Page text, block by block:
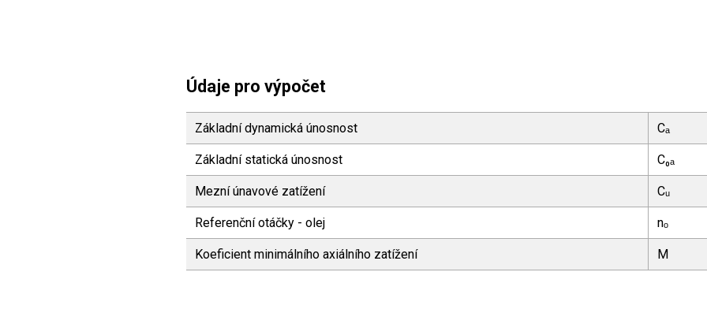
Údaje pro výpočet
Základní dynamická únosnost Cₐ
Základní statická únosnost C₀ₐ
Mezní únavové zatížení Cᵤ
Referenční otáčky - olej nₒ
Koeficient minimálního axiálního zatížení M